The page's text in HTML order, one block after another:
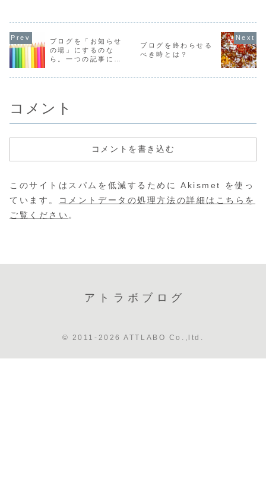
ームページ制作後
ンパクトなど、ご
感想をいただくこ
とも多いです。千
葉県内のお客様が
とまったリニュ
ご紹介という図々
しさ…。そう、意
外と元気に制作活
い・・・。
ご相談を受
合、ブログ
で情報発信
Googleや
告、あるい
ブログを「お知らせ
の場」にするのな
ら。一つの記事に一
書くべしっ！
ブログを終わらせる
べき時とは？
コメント
コメントを書き込む
このサイトはスパムを低減するために Akismet を使っ
ています。
コメントデータの処理方法の詳細はこちらを
ご覧ください 。
アトラボブログ
© 2011-2026 ATTLABO Co.,ltd.